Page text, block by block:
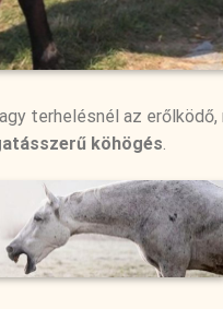
terhelésnél az erőlködő,
köhögés.